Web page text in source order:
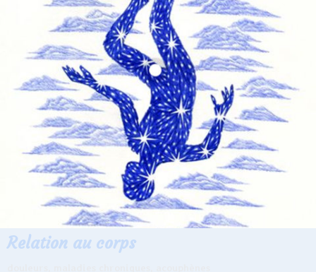
Relation au corps